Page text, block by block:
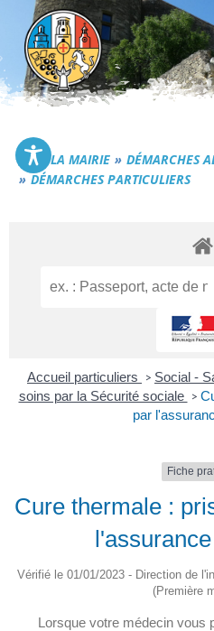
contenu
Commune
LA MAIRIE
DÉMARCHES
DÉMARCHES PARTICULIERS
Accueil particuliers > Social -
soins par la Sécurité sociale >
par
Fiche
Cure thermale :
Vérifié le 01/01/2023 - Direction de
(Première
Lorsque votre médecin vous